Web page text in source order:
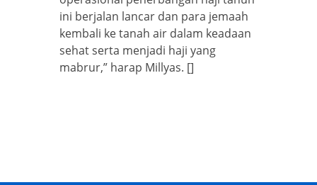
ini berjalan lancar dan para jemaah
kembali ke tanah air dalam keadaan
sehat serta menjadi haji yang
mabrur,” harap Millyas. []